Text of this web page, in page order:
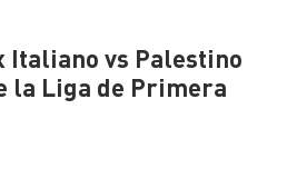
Italiano vs Palestino
la Liga de Primera